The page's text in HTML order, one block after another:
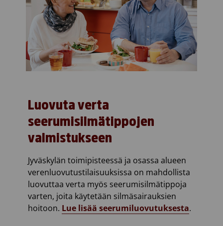
Luovuta verta
seerumisilmätippojen
valmistukseen
Jyväskylän toimipisteessä ja osassa alueen
verenluovutustilaisuuksissa on mahdollista
luovuttaa verta myös seerumisilmätippoja
varten, joita käytetään silmäsairauksien
hoitoon. Lue lisää seerumiluovutuksesta.